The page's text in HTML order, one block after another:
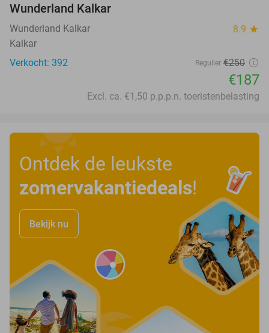
Wunderland Kalkar
Wunderland Kalkar 8.9 star
Kalkar
Verkocht: 392
Regulier €250
€187
Excl. ca. €1,50 p.p.p.n. toeristenbelasting
Ontdek de leukste
zomervakantiedeals!
Bekijk nu